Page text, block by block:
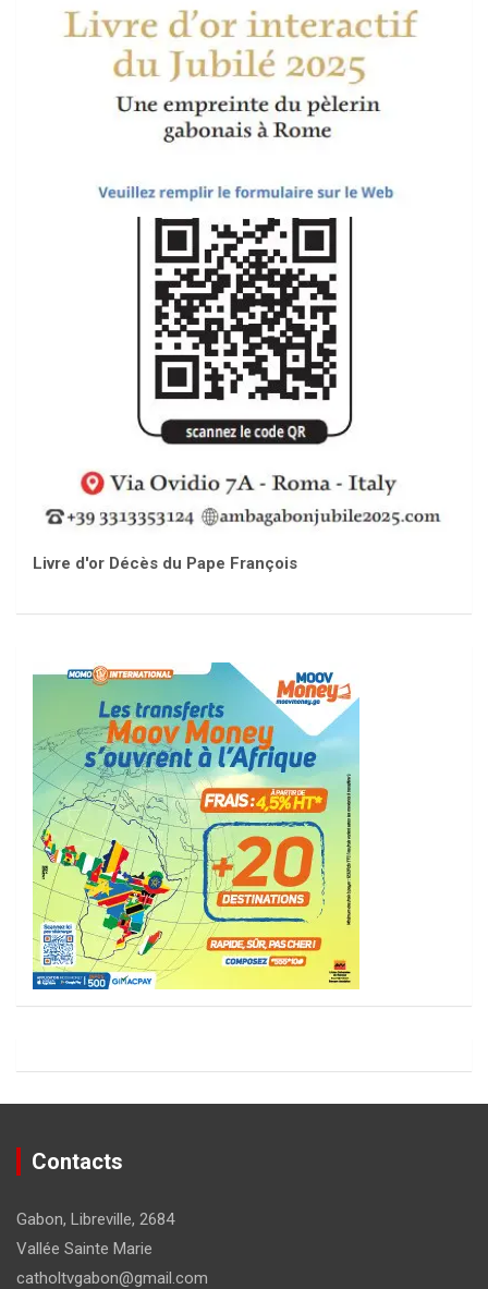
Livre d'or Décès du Pape François
Contacts
Gabon, Libreville, 2684
Vallée Sainte Marie
catholtvgabon@gmail.com